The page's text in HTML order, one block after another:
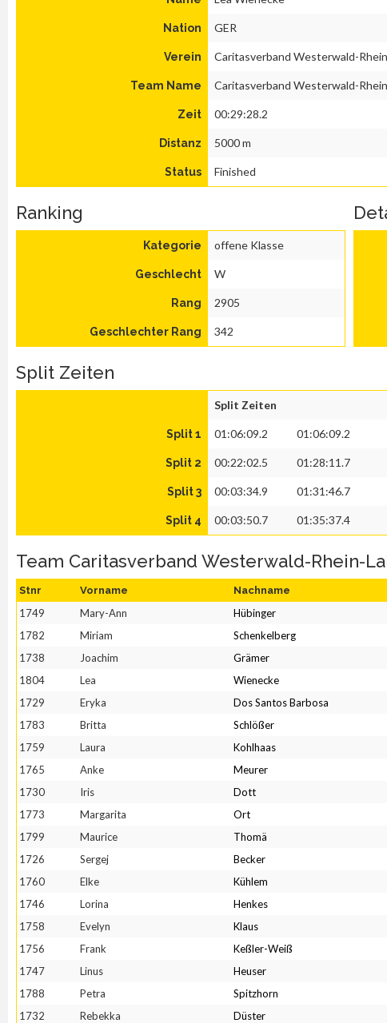
Nation GER
Verein Caritasverband Westerwald-
Team Name Caritasverband Westerwald-
Zeit 00:29:28.2
Distanz 5000 m
Status Finished
Ranking
Kategorie offene Klasse
Geschlecht W
Rang 2905
Geschlechter Rang 342
Split Zeiten
Split Zeiten
Split 1 01:06:09.2 01:06:09.2
Split 2 00:22:02.5 01:28:11.7
Split 3 00:03:34.9 01:31:46.7
Split 4 00:03:50.7 01:35:37.4
Team Caritasverband Westerwald-Rhein-
Stnr Vorname Nachname
1749 Mary-Ann Hübinger
1782
Miriam Schenkelberg
1738
Joachim Grämer
1804
Lea Wienecke
1729
Eryka Dos Santos Barbosa
1783
Britta Schlößer
1759
Laura Kohlhaas
1765
Anke Meurer
1730
Iris Dott
1773
Margarita Ort
1799
Maurice Thomä
1726
Sergej Becker
1760
Elke Kühlem
1746
Lorina Henkes
1758
Evelyn Klaus
1756
Frank Keßler-Weiß
1747
Linus Heuser
1788
Petra Spitzhorn
1732
Rebekka Düster